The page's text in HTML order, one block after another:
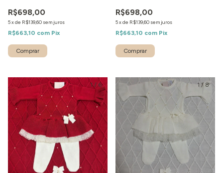
R$698,00
5xde R$139,60 sem juros
R$663,10 com Pix
Comprar
R$698,00
5xde R$139,60 sem juros
R$663,10 com Pix
Comprar
1/6 1 / 8